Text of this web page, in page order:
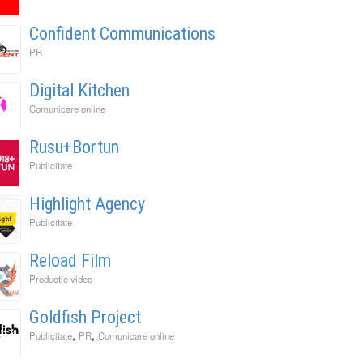
It Back, Pepsi! Nostalgia anilor 2000 devine o
nu mai concurează prin experiențe. Concurează
to Human. Cum construiește George Brand Love
Confident Communications
PR
Digital Kitchen
Comunicare online
Rusu+Bortun
Publicitate
Highlight Agency
Publicitate
Reload Film
Productie video
Goldfish Project
Publicitate, PR, Comunicare online